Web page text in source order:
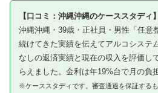
【口コミ：沖縄沖縄のケーススタディ】
沖縄沖縄・39歳・正社員・男性「任意
続けてきた実績を伝えてアルコシステ
なしの返済実績と現在の収入を評価し
らえました。金利は年19%台で月の負
※ケーススタディです。審査通過を保証する